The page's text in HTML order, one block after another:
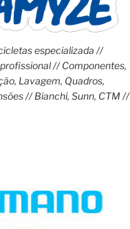
especializada //
// Componentes,
Lavagem, Quadros,
// Bianchi, Sunn, CTM //